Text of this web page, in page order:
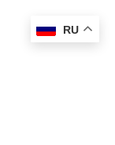
RU